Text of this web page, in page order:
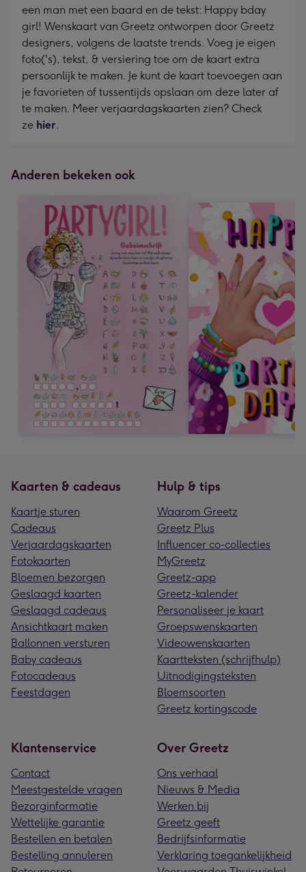
een man met een baard en de tekst: Happy bday
girl! Wenskaart van Greetz ontworpen door Greetz
designers, volgens de laatste trends. Voeg je eigen
foto('s), tekst, & versiering toe om de kaart extra
persoonlijk te maken. Je kunt de kaart toevoegen aan
je favorieten of tussentijds opslaan om deze later af
te maken. Meer verjaardagskaarten zien? Check
ze hier.
Anderen bekeken ook
Kaarten & cadeaus
Kaartje sturen
Cadeaus
Verjaardagskaarten
Fotokaarten
Bloemen bezorgen
Geslaagd kaarten
Geslaagd cadeaus
Ansichtkaart maken
Ballonnen versturen
Baby cadeaus
Fotocadeaus
Feestdagen
Hulp & tips
Waarom Greetz
Greetz Plus
Influencer co-collecties
MyGreetz
Greetz-app
Greetz-kalender
Personaliseer je kaart
Groepswenskaarten
Videowenskaarten
Kaartteksten (schrijfhulp)
Uitnodigingsteksten
Bloemsoorten
Greetz kortingscode
Klantenservice
Contact
Meestgestelde vragen
Bezorginformatie
Wettelijke garantie
Bestellen en betalen
Bestelling annuleren
Over Greetz
Ons verhaal
Nieuws & Media
Werken bij
Greetz geeft
Bedrijfsinformatie
Verklaring toegankelijkheid